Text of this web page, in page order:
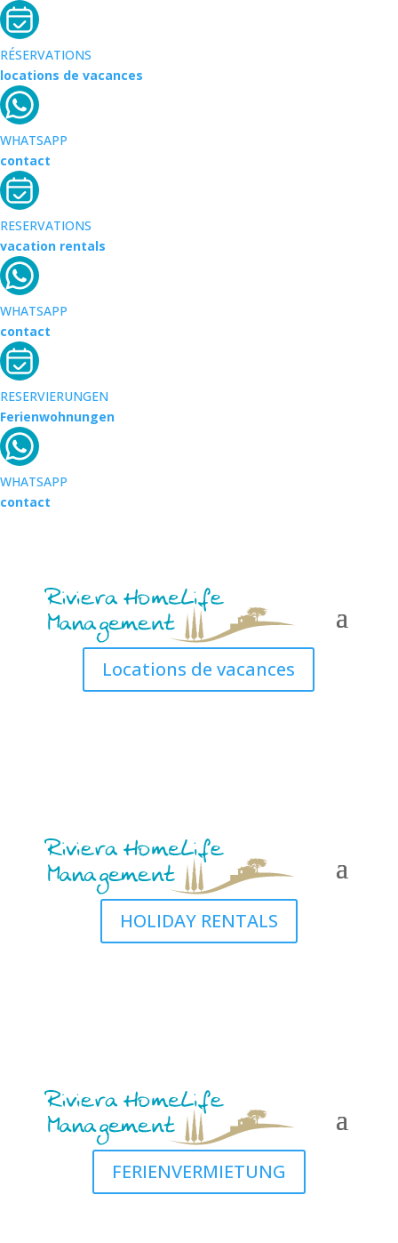
RÉSERVATIONS
locations de vacances
WHATSAPP
contact
RESERVATIONS
vacation rentals
WHATSAPP
contact
RESERVIERUNGEN
Ferienwohnungen
WHATSAPP
contact
Locations de vacances
HOLIDAY RENTALS
FERIENVERMIETUNG